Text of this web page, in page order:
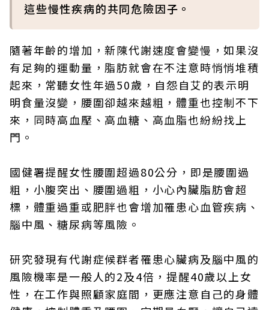
這些慢性疾病的共同危險因子。
隨著年齡的增加，新陳代謝速度會變慢，如果沒
有足夠的運動量，脂肪就會在不注意時悄悄堆積
起來，常聽女性年過50歲，自怨自艾的表示明
明食量沒變，腰圍卻越來越粗，體重也控制不下
來，同時高血壓、高血糖、高血脂也紛紛找上
門。
國健署提醒女性腰圍超過80公分，即是腰圍過
粗，小腹突出、腰圍過粗，小心內臟脂肪會超
標，體重過重或肥胖也會增加罹患心血管疾病、
腦中風、糖尿病等風險。
研究發現有代謝症候群者罹患心臟病及腦中風的
風險機率是一般人的2及4倍，提醒40歲以上女
性，在工作與照顧家庭間，更應注意自己的身體